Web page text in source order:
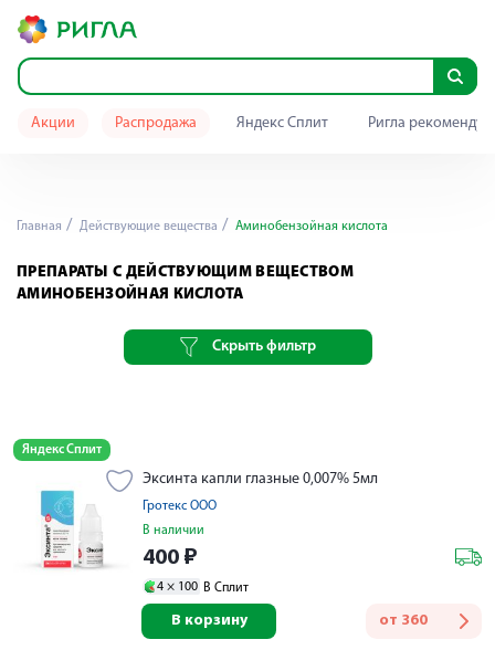
Акции Распродажа Яндекс Сплит Ригла
Главная Действующие вещества Аминобензойная кислота
ПРЕПАРАТЫ С ДЕЙСТВУЮЩИМ ВЕЩЕСТВОМ
АМИНОБЕНЗОЙНАЯ КИСЛОТА
Скрыть фильтр
Яндекс Сплит
Эксинта капли глазные 0,007% 5мл
Гротекс ООО
В наличии
400 ₽
4 × 100 В Сплит
от 360
В корзину